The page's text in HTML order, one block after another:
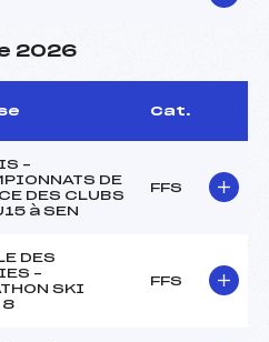
2026
Cat.
–
DE
DES CLUBS
à SEN
FFS
DES
–
SKI
8
FFS